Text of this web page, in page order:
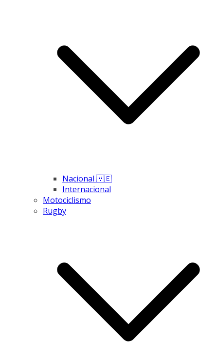
Nacional 🇻🇪
Internacional
Motociclismo
Rugby